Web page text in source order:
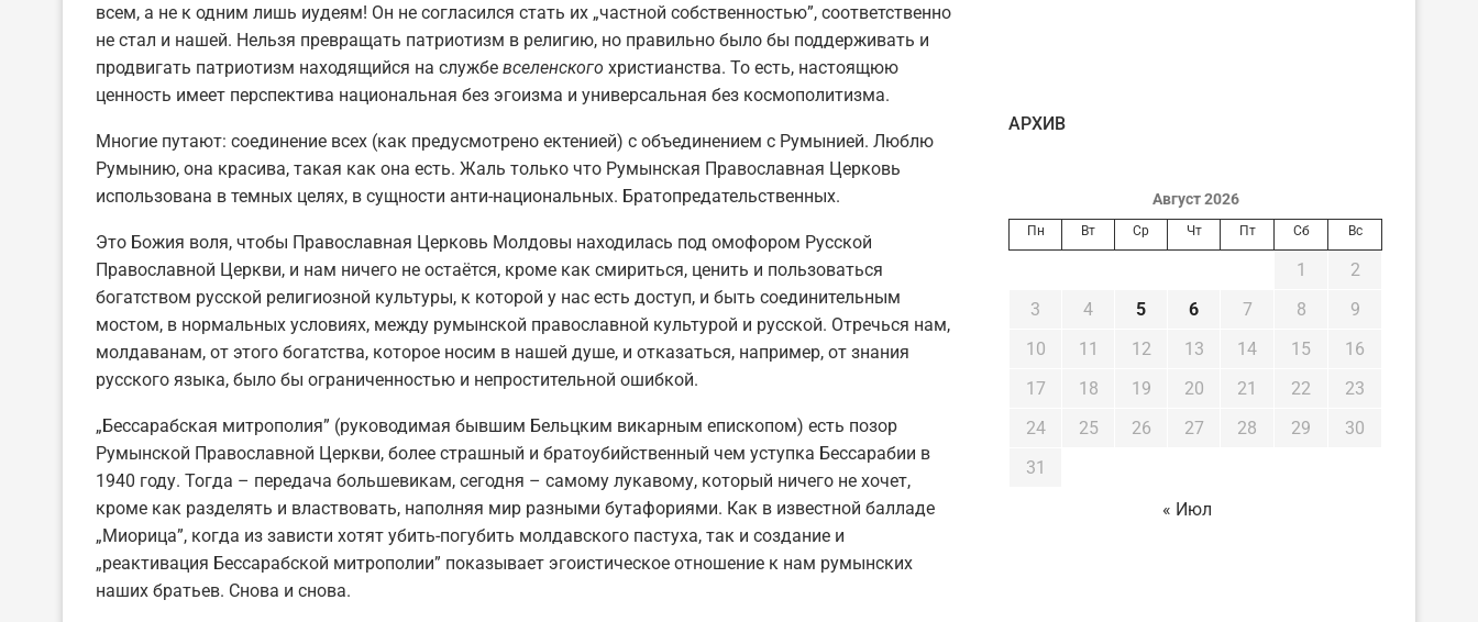
всем, а не к одним лишь иудеям! Он не согласился стать их „частной собственностью”, соответственно
не стал и нашей. Нельзя превращать патриотизм в религию, но правильно было бы поддерживать и
продвигать патриотизм находящийся на службе вселенского христианства. То есть, настоящюю
ценность имеет перспектива национальная без эгоизма и универсальная без космополитизма.
Многие путают: соединение всех (как предусмотрено ектенией) с объединением с Румынией. Люблю
Румынию, она красива, такая как она есть. Жаль только что Румынская Православная Церковь
использована в темных целях, в сущности анти-национальных. Братопредательственных.
Это Божия воля, чтобы Православная Церковь Молдовы находилась под омофором Русской
Православной Церкви, и нам ничего не остаётся, кроме как смириться, ценить и пользоваться
богатством русской религиозной культуры, к которой у нас есть доступ, и быть соединительным
мостом, в нормальных условиях, между румынской православной культурой и русской. Отречься нам,
молдаванам, от этого богатства, которое носим в нашей душе, и отказаться, например, от знания
русского языка, было бы ограниченностью и непростительной ошибкой.
„Бессарабская митрополия” (руководимая бывшим Бельцким викарным епископом) есть позор
Румынской Православной Церкви, более страшный и братоубийственный чем уступка Бессарабии в
1940 году. Тогда – передача большевикам, сегодня – самому лукавому, который ничего не хочет,
кроме как разделять и властвовать, наполняя мир разными бутафориями. Как в известной балладе
„Миорица”, когда из зависти хотят убить-погубить молдавского пастуха, так и создание и
„реактивация Бессарабской митрополии” показывает эгоистическое отношение к нам румынских
наших братьев. Снова и снова.
AРХИВ
Август 2026
Пн Вт Ср Чт Пт Сб Вс
1
2
3
4 5 6 7 8
9
10
11 12 13 14 15
16
17
18 19 20 21 22
23
24
25 26 27 28 29
30
31
« Июл